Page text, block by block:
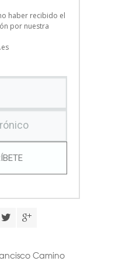
haber recibido el
por nuestra
Camino